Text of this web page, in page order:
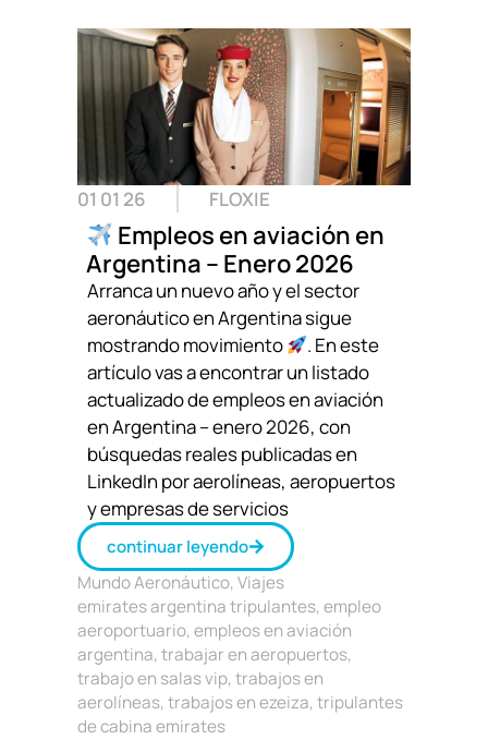
01 01 26 FLOXIE
Empleos en aviación en
Argentina – Enero 2026
Arranca un nuevo año y el sector
aeronáutico en Argentina sigue
mostrando movimiento
. En este
artículo vas a encontrar un listado
actualizado de empleos en aviación
en Argentina – enero 2026, con
búsquedas reales publicadas en
LinkedIn por aerolíneas, aeropuertos
y empresas de servicios
continuar leyendo
Mundo Aeronáutico, Viajes
emirates argentina tripulantes, empleo
aeroportuario, empleos en aviación
argentina, trabajar en aeropuertos,
trabajo en salas vip, trabajos en
aerolíneas, trabajos en ezeiza, tripulantes
de cabina emirates